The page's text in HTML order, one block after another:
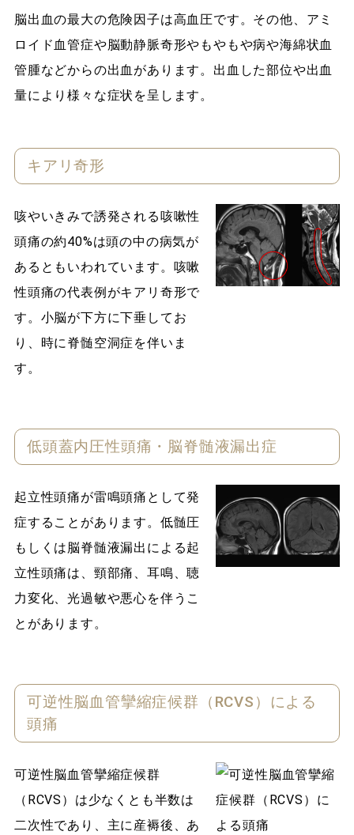
脳出血の最大の危険因子は高血圧です。その他、アミ
ロイド血管症や脳動静脈奇形やもやもや病や海綿状血
管腫などからの出血があります。出血した部位や出血
量により様々な症状を呈します。
キアリ奇形
咳やいきみで誘発される咳嗽性
頭痛の約40%は頭の中の病気が
あるともいわれています。咳嗽
性頭痛の代表例がキアリ奇形で
す。小脳が下方に下垂してお
り、時に脊髄空洞症を伴いま
す。
低頭蓋内圧性頭痛・脳脊髄液漏出症
起立性頭痛が雷鳴頭痛として発
症することがあります。低髄圧
もしくは脳脊髄液漏出による起
立性頭痛は、頸部痛、耳鳴、聴
力変化、光過敏や悪心を伴うこ
とがあります。
可逆性脳血管攣縮症候群（RCVS）による
頭痛
可逆性脳血管攣縮症候群
（RCVS）は少なくとも半数は
二次性であり、主に産褥後、あ